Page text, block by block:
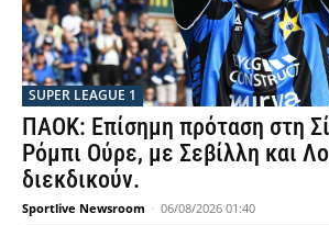
SUPER LEAGUE 1
ΠΑΟΚ: Επίσημη πρόταση στη
Ρόμπι Ούρε, με Σεβίλλη και
διεκδικούν.
Sportlive Newsroom - 06/08/2026 01:40